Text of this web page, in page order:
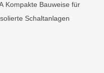
Kompakte Bauweise für
Schaltanlagen